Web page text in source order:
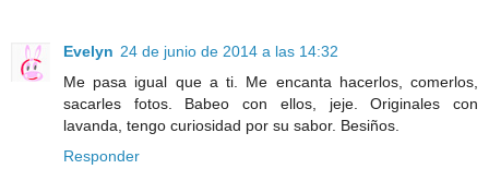
Evelyn 24 de junio de 2014 a las 14:32
Me pasa igual que a ti. Me encanta hacerlos, comerlos,
sacarles fotos. Babeo con ellos, jeje. Originales con
lavanda, tengo curiosidad por su sabor. Besiños.
Responder